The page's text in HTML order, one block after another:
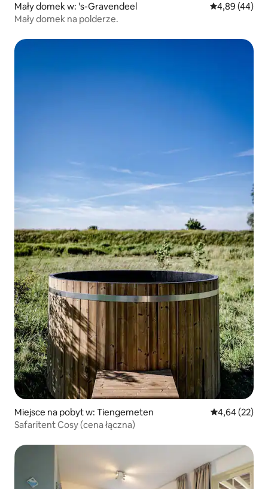
Mały domek w: 's-Gravendeel Średnia
4,89 (44)
Mały domek na polderze.
Miejsce na pobyt w: Tiengemeten Średnia
4,64 (22)
Safaritent Cosy (cena łączna)